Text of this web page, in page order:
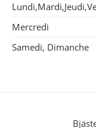
Mercredi
Samedi, Dimanche